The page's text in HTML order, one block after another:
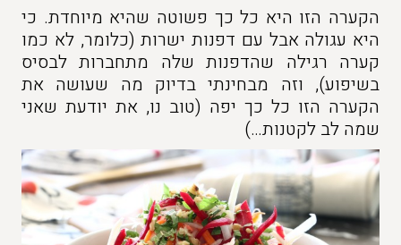
הקערה הזו היא כל כך פשוטה שהיא מיוחדת. כי
היא עגולה אבל עם דפנות ישרות (כלומר, לא כמו
קערה רגילה שהדפנות שלה מתחברות לבסיס
בשיפוע), וזה מבחינתי בדיוק מה שעושה את
הקערה הזו כל כך יפה (טוב נו, את יודעת שאני
שמה לב לקטנות…)